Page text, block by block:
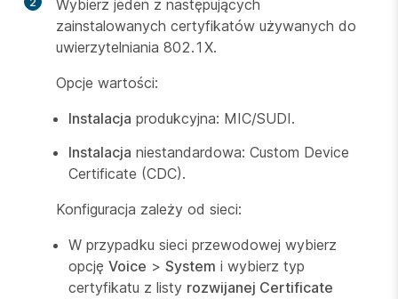
Wybierz jeden z następujących
zainstalowanych certyfikatów używanych do
uwierzytelniania 802.1X.
Opcje wartości:
Instalacja produkcyjna: MIC/SUDI.
Instalacja niestandardowa: Custom Device
Certificate (CDC).
Konfiguracja zależy od sieci:
W przypadku sieci przewodowej wybierz
opcję Voice > System i wybierz typ
certyfikatu z listy rozwijanej Certificate